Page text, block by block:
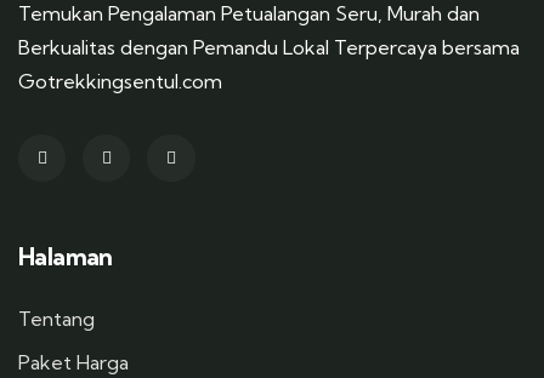
Temukan Pengalaman Petualangan Seru, Murah dan
Berkualitas dengan Pemandu Lokal Terpercaya bersama
Gotrekkingsentul.com
Halaman
Tentang
Paket Harga